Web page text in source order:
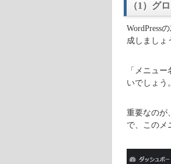
（1）グ
WordPress
成しましょ
「メニュ
いでしょう。
重要なのが
で、このメ